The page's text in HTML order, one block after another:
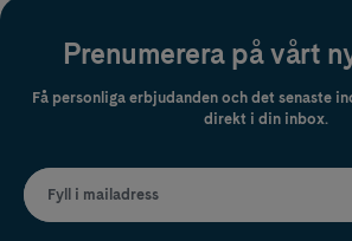
Prenumerera på vårt
Få personliga erbjudanden och det senaste
direkt i din inbox.
Fyll i mailadress